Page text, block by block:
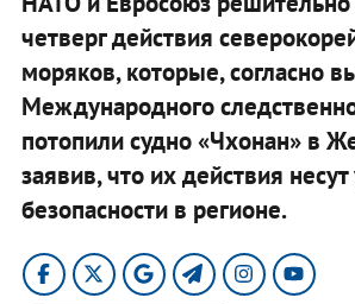
четверг действия
моряков, которые, согласно
Международного
потопили судно «Чхонан» в
заявив, что их действия несут
безопасности в регионе.